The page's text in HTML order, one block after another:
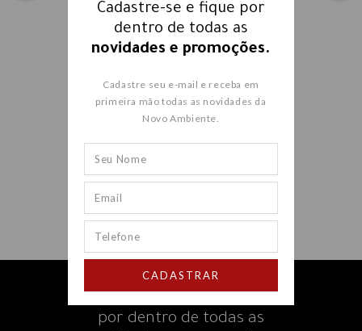
CADEIRA FRILLY 5880
por dentro de todas as
Cadastre-se e fique por
dentro de todas as
novidades e promoções.
Cadastre seu e-mail e receba em
primeira mão todas as novidades da
Novo Ambiente.
CADASTRAR